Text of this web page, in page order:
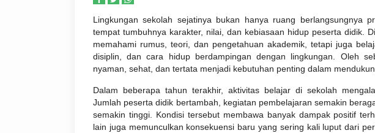
Lingkungan sekolah sejatinya bukan hanya ruang berlangsungnya
tempat tumbuhnya karakter, nilai, dan kebiasaan hidup peserta didik.
memahami rumus, teori, dan pengetahuan akademik, tetapi juga
disiplin, dan cara hidup berdampingan dengan lingkungan. Oleh
nyaman, sehat, dan tertata menjadi kebutuhan penting dalam
Dalam beberapa tahun terakhir, aktivitas belajar di sekolah
Jumlah peserta didik bertambah, kegiatan pembelajaran semakin
semakin tinggi. Kondisi tersebut membawa banyak dampak positif
lain juga memunculkan konsekuensi baru yang sering kali luput dari